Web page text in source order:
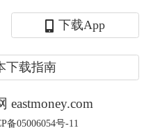
下载App
下载指南
eastmoney.com
备05006054号-11